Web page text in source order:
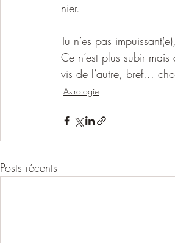
nier.
Tu n’es pas
Ce n’est plus subir
vis de l’autre, bref...
Astrologie
Posts récents